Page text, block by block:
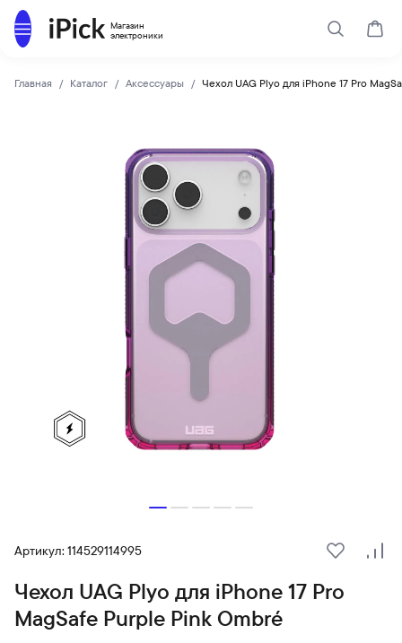
Магазин
электроники
Каталог
Поиск
Главная Каталог Аксессуары Чехол UAG Plyo для iPhone 17 Pro
Артикул: 114529114995
В
Чехол UAG Plyo для iPhone 17 Pro
MagSafe Purple Pink Ombré